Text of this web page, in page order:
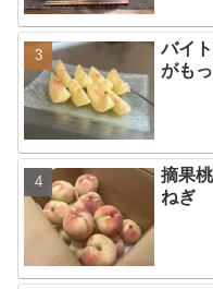
バイ
がも
摘果
ねぎ